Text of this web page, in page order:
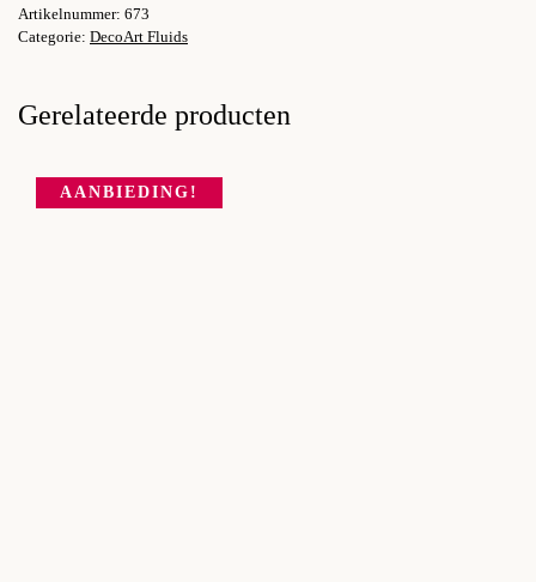
aantal
Artikelnummer: 673
Categorie: DecoArt Fluids
Gerelateerde producten
AANBIEDING!